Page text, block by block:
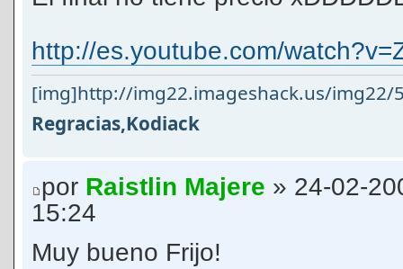
http://es.youtube.com/
[img]http://img22.imageshack.us/
Regracias,Kodiack
por Raistlin Majere » 24-02-
15:24
Muy bueno Frijo!